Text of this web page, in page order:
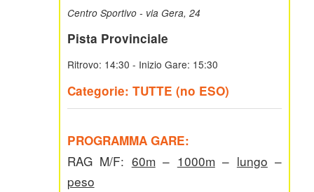
Centro Sportivo - via Gera, 24
Pista Provinciale
Ritrovo: 14:30 - Inizio Gare: 15:30
Categorie: TUTTE (no ESO)
PROGRAMMA GARE:
RAG M/F: 60m – 1000m – lungo –
peso